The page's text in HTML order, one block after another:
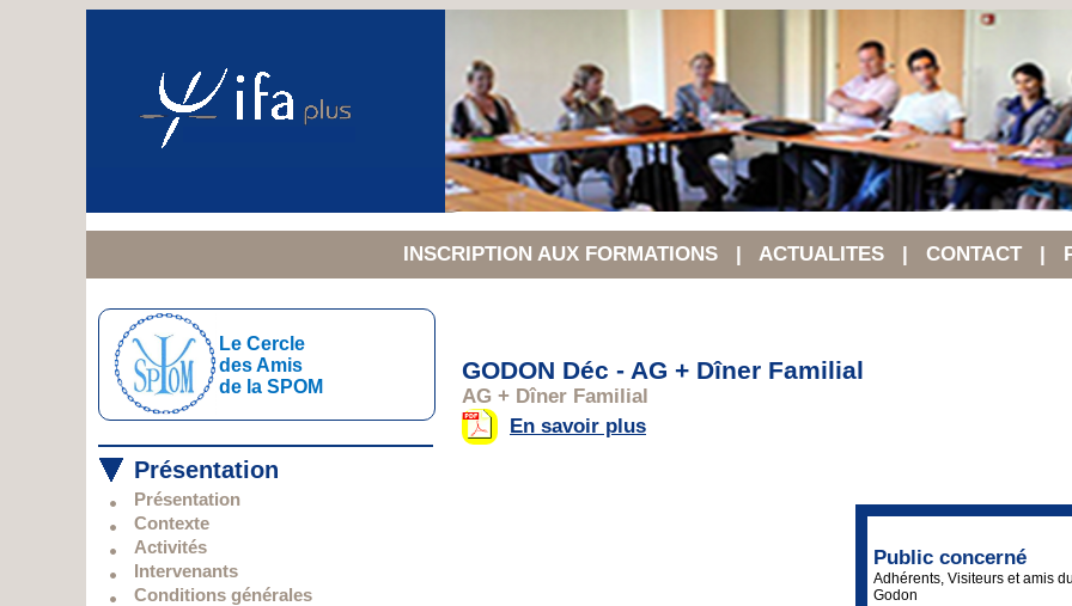
INSCRIPTION AUX FORMATIONS | ACTUALITES | CONTACT |
Le Cercle
des Amis
de la SPOM
Présentation
Présentation
Contexte
Activités
Intervenants
Conditions générales
GODON Déc - AG + Dîner Familial
AG + Dîner Familial
En savoir plus
Public concerné
Adhérents, Visiteurs et amis
Godon